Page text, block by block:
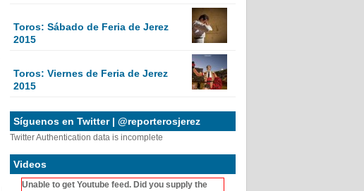
Toros: Sábado de Feria de Jerez
2015
Toros: Viernes de Feria de Jerez
2015
Síguenos en Twitter | @reporterosjerez
Twitter Authentication data is incomplete
Videos
Unable to get Youtube feed. Did you supply the